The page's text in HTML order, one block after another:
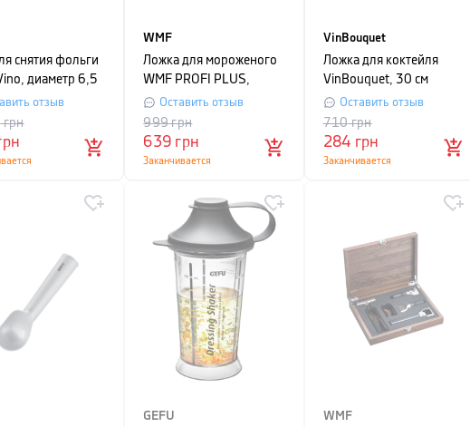
снятия фольги
диаметр 6,5
отзыв
грн
WMF
Ложка для мороженого
WMF PROFI PLUS,
длина 21 см,
серебристый
Оставить отзыв
639 грн
999грн
Заканчивается
VinBouquet
Ложка для коктейля
VinBouquet, 30 см
Оставить отзыв
284 грн
710грн
Заканчивается
GEFU
WMF